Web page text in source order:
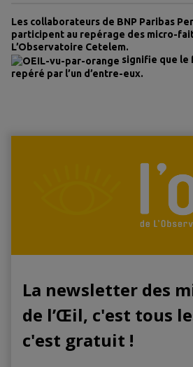
Les collaborateurs de BNP Paribas
participent au repérage des micro-
L’Observatoire Cetelem.
signifie que le
repéré par l’un d’entre-eux.
La newsletter des
de l’Œil, c'est tous
c'est gratuit !